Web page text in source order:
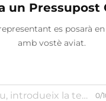
un Pressupost
es posarà
amb vostè aviat.
0/